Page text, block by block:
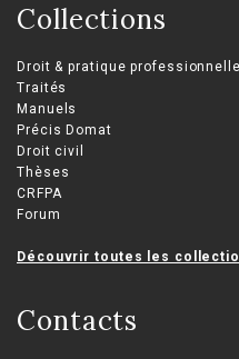
Collections
Droit & pratique professionnelle
Traités
Manuels
Précis Domat
Droit civil
Thèses
CRFPA
Forum
Découvrir toutes les
Contacts